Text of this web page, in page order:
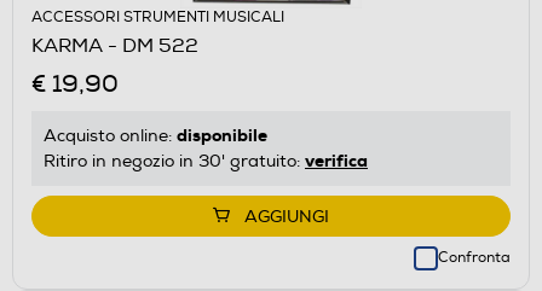
ACCESSORI STRUMENTI MUSICALI
KARMA - DM 522
€ 19,90
Acquisto online: disponibile
Ritiro in negozio in 30' gratuito: verifica
AGGIUNGI
Confronta